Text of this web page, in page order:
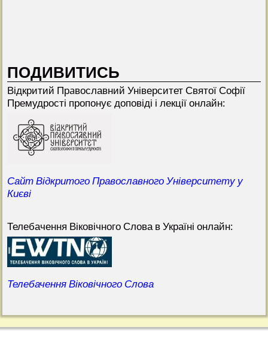
ПОДИВИТИСЬ
Відкритий Прaвославний Університет Святої Софії
Премудрості пропонує доповіді і лекції онлайн:
Сайт Відкритого Православного Університету у
Києві
Телебачення Віковічного Слова в Україні онлайн:
Телебачення Віковічного Слова